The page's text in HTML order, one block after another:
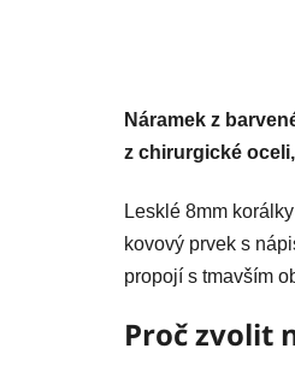
Náramek z
z chirurgické
Lesklé 8mm
kovový prvek s
propojí s tmavším
Proč zvolit